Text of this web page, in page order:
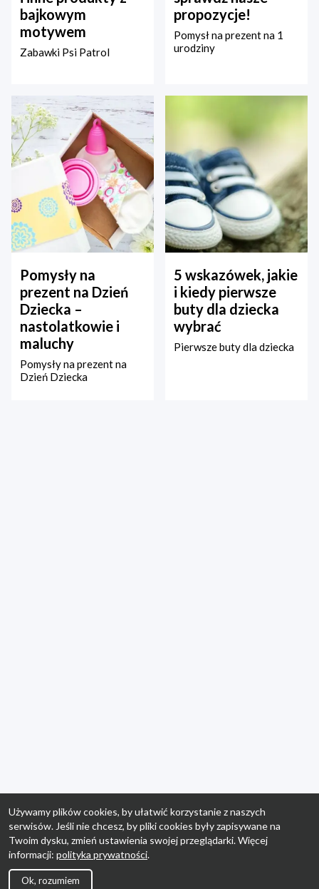
bajkowym
motywem
Zabawki Psi Patrol
propozycje!
Pomysł na prezent na 1
urodziny
Pomysły na
prezent na Dzień
Dziecka –
nastolatkowie i
maluchy
Pomysły na prezent na
Dzień Dziecka
5 wskazówek, jakie
i kiedy pierwsze
buty dla dziecka
wybrać
Pierwsze buty dla dziecka
Używamy plików cookies, by ułatwić korzystanie z naszych
serwisów. Jeśli nie chcesz, by pliki cookies były zapisywane na
Twoim dysku, zmień ustawienia swojej przeglądarki. Więcej
informacji: polityka prywatności.
Ok, rozumiem